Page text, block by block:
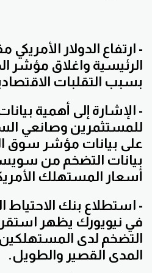
- ارتفاع الدولار
الرئيسية واغلاق مؤشر
بسبب التقلبات
- الإشارة إلى أهمية
للمستثمرين وصانعي
على بيانات مؤشر سوق
بيانات التضخم من
أسعار المستهلك
- استطلاع بنك الاحتياط
في نيويورك يظهر
التضخم لدى المستهلكين
المدى القصير والطويل.